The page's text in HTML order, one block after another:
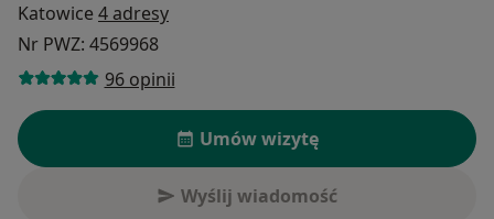
Katowice 4 adresy
Nr PWZ: 4569968
96 opinii
Umów wizytę
Wyślij wiadomość